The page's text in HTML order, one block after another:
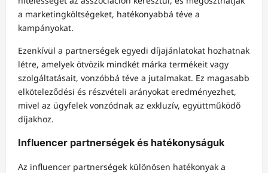
a marketingköltségeket, hatékonyabbá téve a
kampányokat.
Ezenkívül a partnerségek egyedi díjajánlatokat hozhatnak
létre, amelyek ötvözik mindkét márka termékeit vagy
szolgáltatásait, vonzóbbá téve a jutalmakat. Ez magasabb
elköteleződési és részvételi arányokat eredményezhet,
mivel az ügyfelek vonzódnak az exkluzív, együttműködő
díjakhoz.
Influencer partnerségek és hatékonyságuk
Az influencer partnerségek különösen hatékonyak a